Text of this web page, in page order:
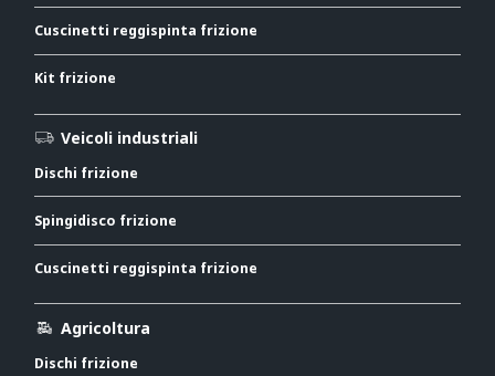
Cuscinetti reggispinta frizione
Kit frizione
Veicoli industriali
Dischi frizione
Spingidisco frizione
Cuscinetti reggispinta frizione
Agricoltura
Dischi frizione